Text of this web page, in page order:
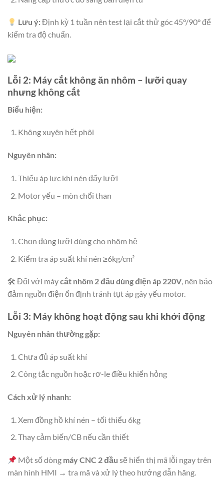
Lưu ý:Định kỳ 1 tuần nên test lại cắt thử góc 45°/90° để
kiểm tra độ chuẩn.
Lỗi 2: Máy cắt không ăn nhôm – lưỡi quay
nhưng không cắt
Biểu hiện:
Không xuyên hết phôi
Nguyên nhân:
Thiếu áp lực khí nén đẩy lưỡi
Motor yếu – mòn chổi than
Khắc phục:
Chọn đúng lưỡi dùng cho nhôm hệ
Kiểm tra áp suất khí nén ≥6kg/cm²
🛠 Đối với máycắt nhôm 2 đầu dùng điện áp 220V, nên bảo
đảm nguồn điện ổn định tránh tụt áp gây yếu motor.
Lỗi 3: Máy không hoạt động sau khi khởi động
Nguyên nhân thường gặp:
Chưa đủ áp suất khí
Công tắc nguồn hoặc rơ-le điều khiển hỏng
Cách xử lý nhanh:
Xem đồng hồ khí nén – tối thiểu 6kg
Thay cảm biến/CB nếu cần thiết
Một số dòng máy CNC 2 đầu sẽ hiển thị mã lỗi ngay trên
màn hình HMI → tra mã và xử lý theo hướng dẫn hãng.